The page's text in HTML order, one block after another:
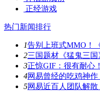
正经游戏
热门新闻排行
1告别上班式MMO！
2三国题材《猛鬼三
3正惊GIF：很有耐心
4网易曾经的吃鸡神
5网易近百人团队解